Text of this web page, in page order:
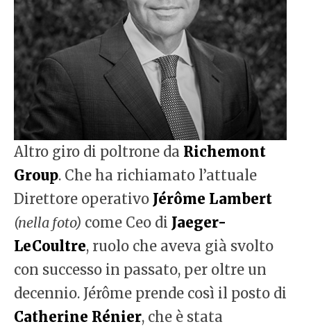
Altro giro di poltrone da Richemont
Group. Che ha richiamato l’attuale
Direttore operativo Jérôme Lambert
(nella foto) come Ceo di Jaeger-
LeCoultre, ruolo che aveva già svolto
con successo in passato, per oltre un
decennio. Jérôme prende così il posto di
Catherine Rénier, che è stata